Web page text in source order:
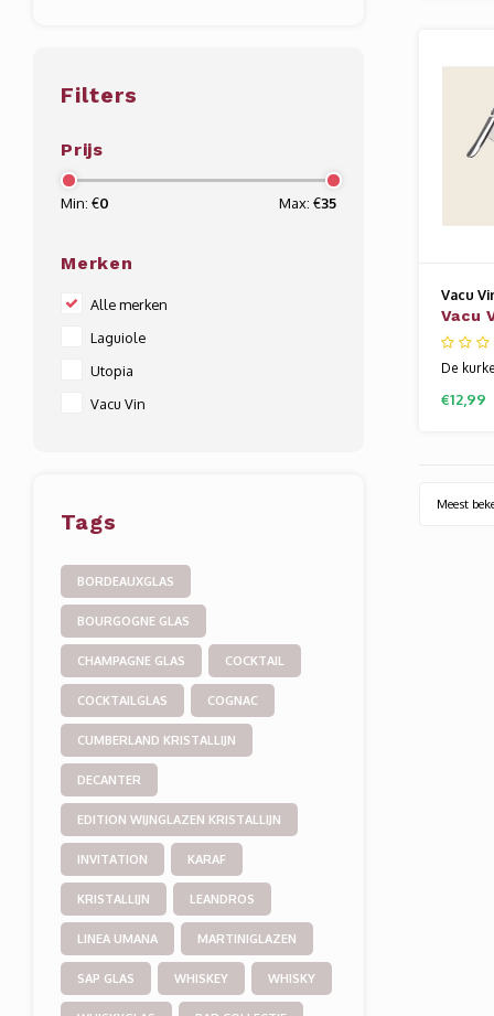
Filters
Prijs
Min: €0 Max: €35
Merken
Alle merken
Laguiole
Utopia
Vacu Vin
Tags
BORDEAUXGLAS
BOURGOGNE GLAS
CHAMPAGNE GLAS COCKTAIL
COCKTAILGLAS COGNAC
CUMBERLAND KRISTALLIJN
DECANTER
EDITION WIJNGLAZEN KRISTALLIJN
INVITATION KARAF
KRISTALLIJN LEANDROS
LINEA UMANA MARTINIGLAZEN
SAP GLAS WHISKEY WHISKY
als
Vacu
Vacu
De
snel
€12,99
Meest